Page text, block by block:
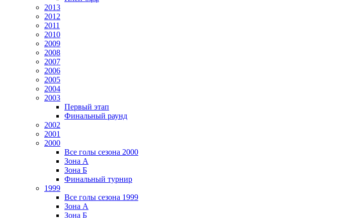
2013
2012
2011
2010
2009
2008
2007
2006
2005
2004
2003
Первый этап
Финальный раунд
2002
2001
2000
Все голы сезона 2000
Зона А
Зона Б
Финальный турнир
1999
Все голы сезона 1999
Зона А
Зона Б